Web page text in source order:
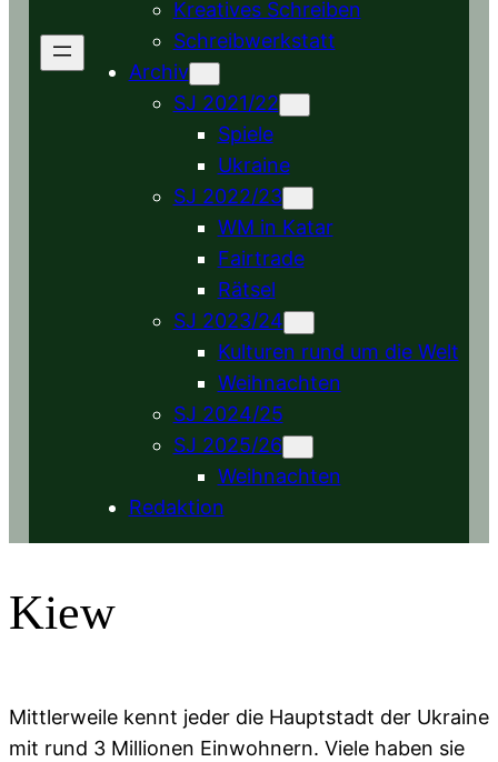
Kreatives Schreiben
Schreibwerkstatt
Archiv
SJ 2021/22
Spiele
Ukraine
SJ 2022/23
WM in Katar
Fairtrade
Rätsel
SJ 2023/24
Kulturen rund um die Welt
Weihnachten
SJ 2024/25
SJ 2025/26
Weihnachten
Redaktion
Kiew
Mittlerweile kennt jeder die Hauptstadt der Ukraine
mit rund 3 Millionen Einwohnern. Viele haben sie